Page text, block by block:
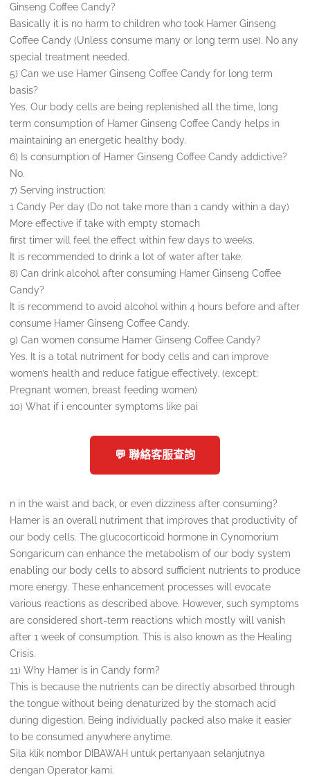
Ginseng Coffee Candy?
Basically it is no harm to children who took Hamer Ginseng
Coffee Candy (Unless consume many or long term use). No any
special treatment needed.
5) Can we use Hamer Ginseng Coffee Candy for long term
basis?
Yes. Our body cells are being replenished all the time, long
term consumption of Hamer Ginseng Coffee Candy helps in
maintaining an energetic healthy body.
6) Is consumption of Hamer Ginseng Coffee Candy addictive?
No.
7) Serving instruction:
1 Candy Per day (Do not take more than 1 candy within a day)
More effective if take with empty stomach
first timer will feel the effect within few days to weeks.
It is recommended to drink a lot of water after take.
8) Can drink alcohol after consuming Hamer Ginseng Coffee
Candy?
It is recommend to avoid alcohol within 4 hours before and after
consume Hamer Ginseng Coffee Candy.
9) Can women consume Hamer Ginseng Coffee Candy?
Yes. It is a total nutriment for body cells and can improve
women’s health and reduce fatigue effectively. (except:
Pregnant women, breast feeding women)
10) What if i encounter symptoms like pai
💬 聯絡客服查詢
n in the waist and back, or even dizziness after consuming?
Hamer is an overall nutriment that improves that productivity of
our body cells. The glucocorticoid hormone in Cynomorium
Songaricum can enhance the metabolism of our body system
enabling our body cells to absord sufficient nutrients to produce
more energy. These enhancement processes will evocate
various reactions as described above. However, such symptoms
are considered short-term reactions which mostly will vanish
after 1 week of consumption. This is also known as the Healing
Crisis.
11) Why Hamer is in Candy form?
This is because the nutrients can be directly absorbed through
the tongue without being denaturized by the stomach acid
during digestion. Being individually packed also make it easier
to be consumed anywhere anytime.
Sila klik nombor DIBAWAH untuk pertanyaan selanjutnya
dengan Operator kami.